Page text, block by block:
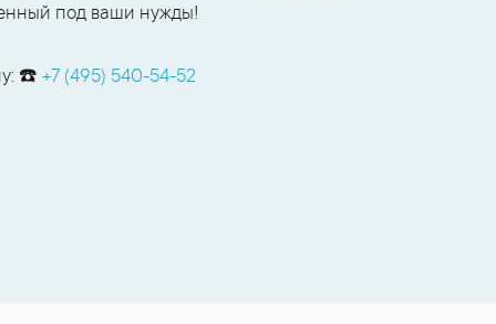
под ваши нужды!
☎️+7 (495) 540-54-52